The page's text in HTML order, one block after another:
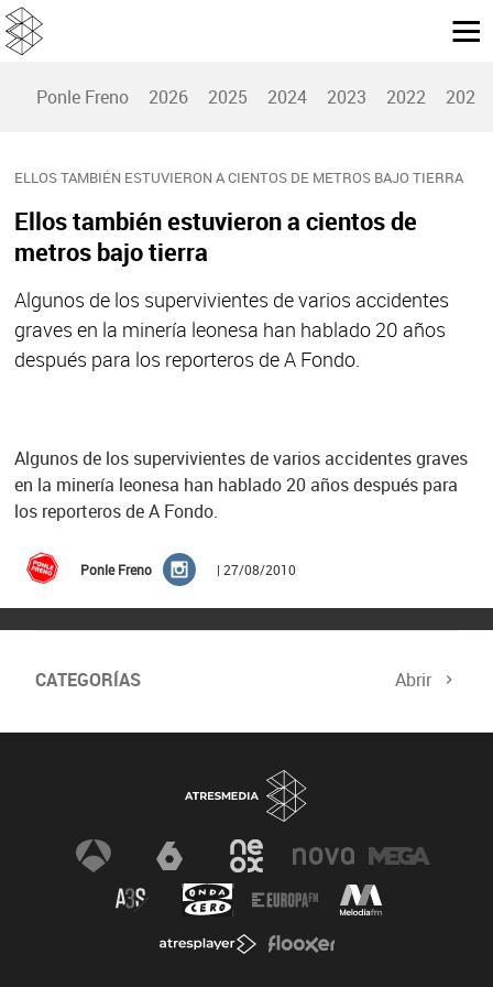
Ponle Freno 2026 2025 2024 2023 2022 2021
ELLOS TAMBIÉN ESTUVIERON A CIENTOS DE METROS BAJO TIERRA
Ellos también estuvieron a cientos de
metros bajo tierra
Algunos de los supervivientes de varios accidentes
graves en la minería leonesa han hablado 20 años
después para los reporteros de A Fondo.
Algunos de los supervivientes de varios accidentes graves
en la minería leonesa han hablado 20 años después para
los reporteros de A Fondo.
Ponle Freno | 27/08/2010
CATEGORÍAS Abrir